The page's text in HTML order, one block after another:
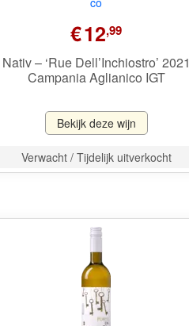
€12,99
Nativ – ‘Rue Dell’Inchiostro’ 2021
Campania Aglianico IGT
Bekijk deze wijn
Verwacht / Tijdelijk uitverkocht